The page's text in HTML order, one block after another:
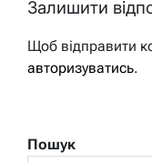
Залишити
Щоб відправити
авторизуватись.
Пошук